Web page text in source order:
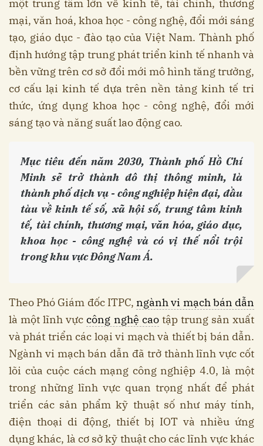
một trung tâm lớn về kinh tế, tài chính, thương
mại, văn hoá, khoa học - công nghệ, đổi mới sáng
tạo, giáo dục - đào tạo của Việt Nam. Thành phố
định hướng tập trung phát triển kinh tế nhanh và
bền vững trên cơ sở đổi mới mô hình tăng trưởng,
cơ cấu lại kinh tế dựa trên nền tảng kinh tế tri
thức, ứng dụng khoa học - công nghệ, đổi mới
sáng tạo và năng suất lao động cao.
Mục tiêu đến năm 2030, Thành phố Hồ Chí
Minh sẽ trở thành đô thị thông minh, là
thành phố dịch vụ - công nghiệp hiện đại, đầu
tàu về kinh tế số, xã hội số, trung tâm kinh
tế, tài chính, thương mại, văn hóa, giáo dục,
khoa học - công nghệ và có vị thế nổi trội
trong khu vực Đông Nam Á.
Theo Phó Giám đốc ITPC,ngành vi mạch bán dẫn
là một lĩnh vựccông nghệ caotập trung sản xuất
và phát triển các loại vi mạch và thiết bị bán dẫn.
Ngành vi mạch bán dẫn đã trở thành lĩnh vực cốt
lõi của cuộc cách mạng công nghiệp 4.0, là một
trong những lĩnh vực quan trọng nhất để phát
triển các sản phẩm kỹ thuật số như máy tính,
điện thoại di động, thiết bị IOT và nhiều ứng
dụng khác, là cơ sở kỹ thuật cho các lĩnh vực khác